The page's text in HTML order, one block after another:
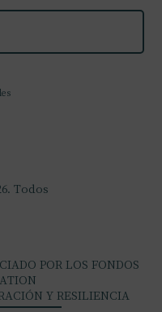
Todos
POR LOS FONDOS
Y RESILIENCIA